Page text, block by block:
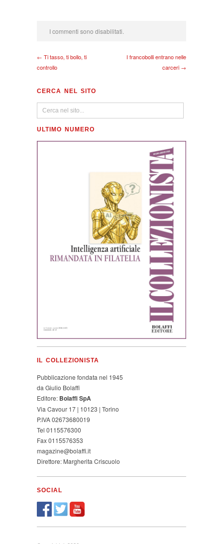
I commenti sono disabilitati.
← Ti tasso, ti bollo, ti
controllo
I francobolli entrano nelle
carceri →
CERCA NEL SITO
ULTIMO NUMERO
IL COLLEZIONISTA
Pubblicazione fondata nel 1945
da Giulio Bolaffi
Editore: Bolaffi SpA
Via Cavour 17 | 10123 | Torino
P.IVA 02673680019
Tel 0115576300
Fax 0115576353
magazine@bolaffi.it
Direttore: Margherita Criscuolo
SOCIAL